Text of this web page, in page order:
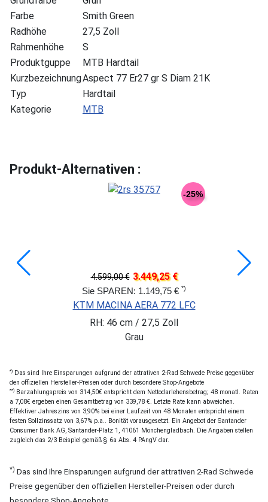
Farbe
Smith Green
Radhöhe
27,5 Zoll
Rahmenhöhe
S
Produktguppe
MTB Hardtail
KurzbezeichnungAspect 77 Er27 gr S Diam 21K
Typ
Hardtail
Kategorie
MTB
Produkt-Alternativen :
-25%
4.599,00 € 3.449,25 €
Sie SPAREN: 1.149,75 € *)
KTM MACINA AERA 772 LFC
RH: 46 cm / 27,5 Zoll
Grau
*) Das sind Ihre Einsparungen aufgrund der attrativen 2-Rad Schwede Preise gegenüber
den offiziellen Hersteller-Preisen oder durch besondere Shop-Angebote
**) Barzahlungspreis von 314,50€ entspricht dem Nettodarlehensbetrag; 48 monatl. Raten
a 7,08€ ergeben einen Gesamtbetrag von 339,78 €. Letzte Rate kann abweichen.
Effektiver Jahreszins von 3,90% bei einer Laufzeit von 48 Monaten entspricht einem
festen Sollzinssatz von 3,67% p.a.. Bonität vorausgesetzt. Ein Angebot der Santander
Consumer Bank AG, Santander-Platz 1, 41061 Mönchengladbach. Die Angaben stellen
zugleich das 2/3 Beispiel gemäß § 6a Abs. 4 PAngV dar.
*) Das sind Ihre Einsparungen aufgrund der attrativen 2-Rad Schwede
Preise gegenüber den offiziellen Hersteller-Preisen oder durch